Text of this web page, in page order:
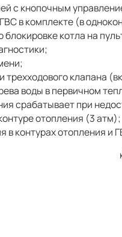
с кнопочным
в комплекте (в
котла на
трехходового клапана
воды в первичном
срабатывает при
отопления (3 атм);
контурах отопления и